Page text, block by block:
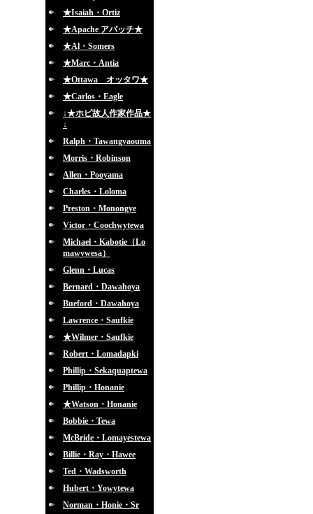
★Isaiah・Ortiz
★Apache アパッチ★
★Al・Somers
★Marc・Antia
★Ottawa オッタワ★
★Carlos・Eagle
↓★ホピ故人作家作品★
↓
Ralph・Tawangyaouma
Morris・Robinson
Allen・Pooyama
Charles・Loloma
Preston・Monongye
Victor・Coochwytewa
Michael・Kabotie（Lo
mawywesa）
Glenn・Lucas
Bernard・Dawahoya
Bueford・Dawahoya
Lawrence・Saufkie
★Wilmer・Saufkie
Robert・Lomadapki
Phillip・Sekaquaptewa
Phillip・Honanie
★Watson・Honanie
Bobbie・Tewa
McBride・Lomayestewa
Billie・Ray・Hawee
Ted・Wadsworth
Hubert・Yowytewa
Norman・Honie・Sr